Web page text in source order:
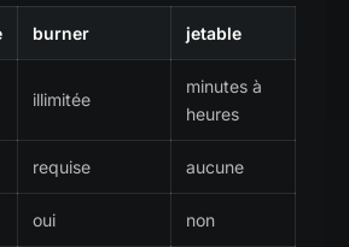
burner jetable
illimitée
minutes à
heures
requise aucune
oui non